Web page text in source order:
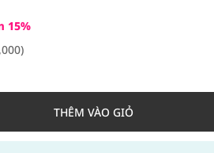
15%
THÊM VÀO GIỎ